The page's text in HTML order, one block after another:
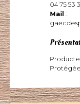
04 75 53
Mail :